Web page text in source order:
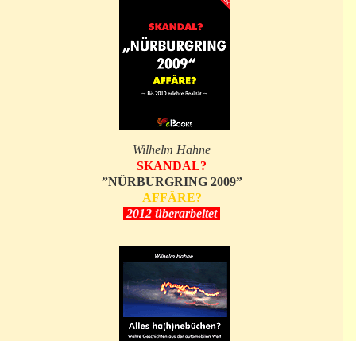
Wilhelm Hahne
SKANDAL?
”NÜRBURGRING 2009”
AFFÄRE?
2012 überarbeitet